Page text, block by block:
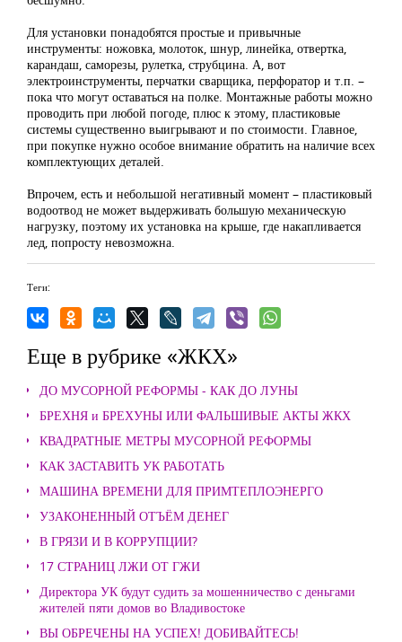
Для установки понадобятся простые и привычные
инструменты: ножовка, молоток, шнур, линейка, отвертка,
карандаш, саморезы, рулетка, струбцина. А, вот
электроинструменты, перчатки сварщика, перфоратор и т.п. –
пока что могут оставаться на полке. Монтажные работы можно
проводить при любой погоде, плюс к этому, пластиковые
системы существенно выигрывают и по стоимости. Главное,
при покупке нужно особое внимание обратить на наличие всех
комплектующих деталей.
Впрочем, есть и небольшой негативный момент – пластиковый
водоотвод не может выдерживать большую механическую
нагрузку, поэтому их установка на крыше, где накапливается
лед, попросту невозможна.
Теги:
Еще в рубрике «ЖКХ»
ДО МУСОРНОЙ РЕФОРМЫ - КАК ДО ЛУНЫ
БРЕХНЯ и БРЕХУНЫ ИЛИ ФАЛЬШИВЫЕ АКТЫ ЖКХ
КВАДРАТНЫЕ МЕТРЫ МУСОРНОЙ РЕФОРМЫ
КАК ЗАСТАВИТЬ УК РАБОТАТЬ
МАШИНА ВРЕМЕНИ ДЛЯ ПРИМТЕПЛОЭНЕРГО
УЗАКОНЕННЫЙ ОТЪЁМ ДЕНЕГ
В ГРЯЗИ И В КОРРУПЦИИ?
17 СТРАНИЦ ЛЖИ ОТ ГЖИ
Директора УК будут судить за мошенничество с деньгами
жителей пяти домов во Владивостоке
ВЫ ОБРЕЧЕНЫ НА УСПЕХ! ДОБИВАЙТЕСЬ!